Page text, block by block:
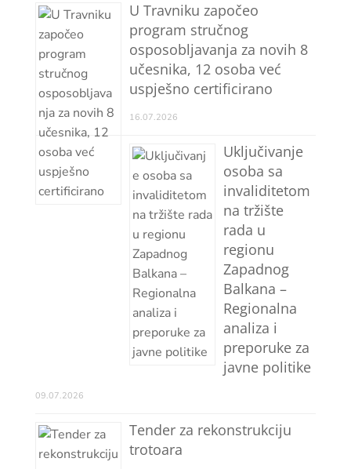
U Travniku započeo
program stručnog
osposobljavanja za novih 8
učesnika, 12 osoba već
uspješno certificirano
16.07.2026
Uključivanje
osoba sa
invaliditetom
na tržište
rada u
regionu
Zapadnog
Balkana –
Regionalna
analiza i
preporuke za
javne politike
09.07.2026
Tender za rekonstrukciju
trotoara